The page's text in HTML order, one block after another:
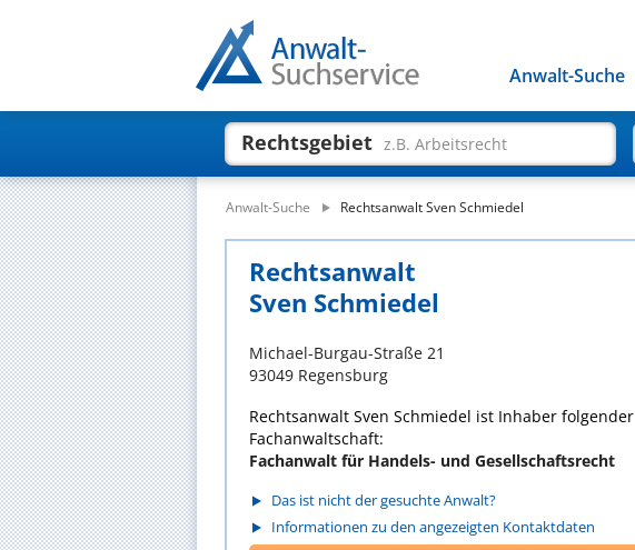
Anwalt-Suche
Rechtsgebiet z.B. Arbeitsrecht
Anwalt-Suche Rechtsanwalt Sven Schmiedel
Rechtsanwalt
Sven Schmiedel
Michael-Burgau-Straße 21
93049 Regensburg
Rechtsanwalt Sven Schmiedel ist Inhaber folgender
Fachanwaltschaft:
Fachanwalt für Handels- und Gesellschaftsrecht
Das ist nicht der gesuchte Anwalt?
Informationen zu den angezeigten Kontaktdaten